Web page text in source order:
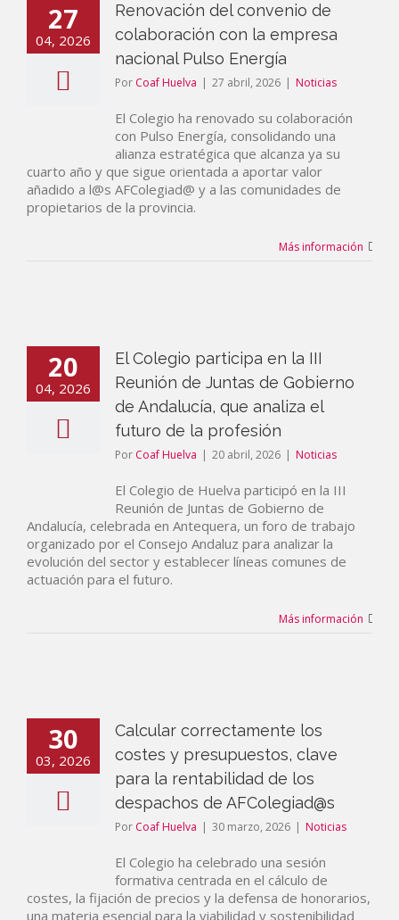
27
04, 2026
Renovación del convenio de
colaboración con la empresa
nacional Pulso Energía
Por Coaf Huelva | 27 abril, 2026 | Noticias
El Colegio ha renovado su colaboración
con Pulso Energía, consolidando una
alianza estratégica que alcanza ya su
cuarto año y que sigue orientada a aportar valor
añadido a l@s AFColegiad@ y a las comunidades de
propietarios de la provincia.
Más información
20
04, 2026
El Colegio participa en la III
Reunión de Juntas de Gobierno
de Andalucía, que analiza el
futuro de la profesión
Por Coaf Huelva | 20 abril, 2026 | Noticias
El Colegio de Huelva participó en la III
Reunión de Juntas de Gobierno de
Andalucía, celebrada en Antequera, un foro de trabajo
organizado por el Consejo Andaluz para analizar la
evolución del sector y establecer líneas comunes de
actuación para el futuro.
Más información
30
03, 2026
Calcular correctamente los
costes y presupuestos, clave
para la rentabilidad de los
despachos de AFColegiad@s
Por Coaf Huelva | 30 marzo, 2026 | Noticias
El Colegio ha celebrado una sesión
formativa centrada en el cálculo de
costes, la fijación de precios y la defensa de honorarios,
una materia esencial para la viabilidad y sostenibilidad